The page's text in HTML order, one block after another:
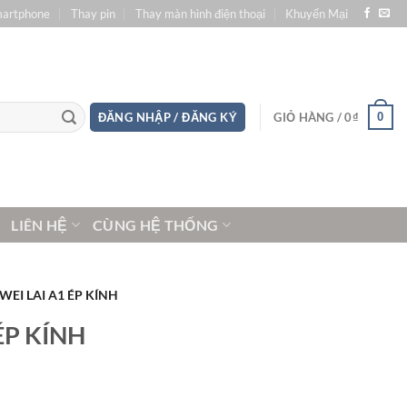
Thay pin Thay màn hình điện thoại Khuyến Mại
ĐĂNG NHẬP / ĐĂNG KÝ GIỎ HÀNG /0₫ 0
LIÊN HỆ CÙNG HỆ THỐNG
LAI A1 ÉP KÍNH
KÍNH